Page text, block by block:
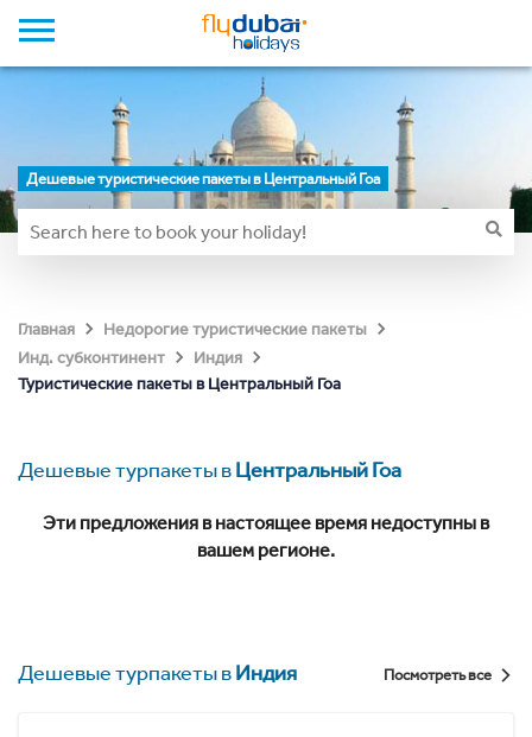
Дешевые туристические пакеты в Центральный Гоа
Главная
Недорогие туристические пакеты
Инд. субконтинент
Индия
Туристические пакеты в Центральный Гоа
Дешевые турпакеты вЦентральный Гоа
Эти предложения в настоящее время недоступны в
вашем регионе.
Дешевые турпакеты вИндия Посмотреть все